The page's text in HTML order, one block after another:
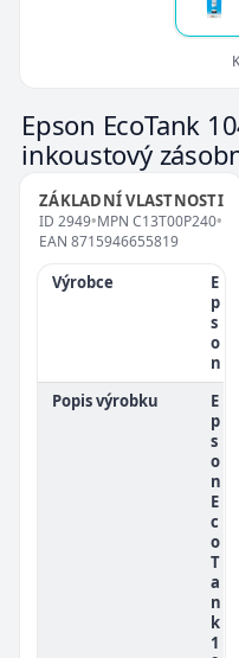
Epson EcoTank
inkoustový
ZÁKLADNÍ VLASTNOSTI
ID 2949•MPN C13T00P240•
EAN 8715946655819
Výrobce
E
p
s
o
n
Popis výrobku
E
p
s
o
n
E
c
o
T
a
n
k
1